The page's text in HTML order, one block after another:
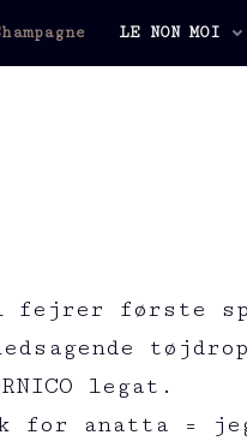
LE NON MOI
fejrer første
legat.
for anatta =